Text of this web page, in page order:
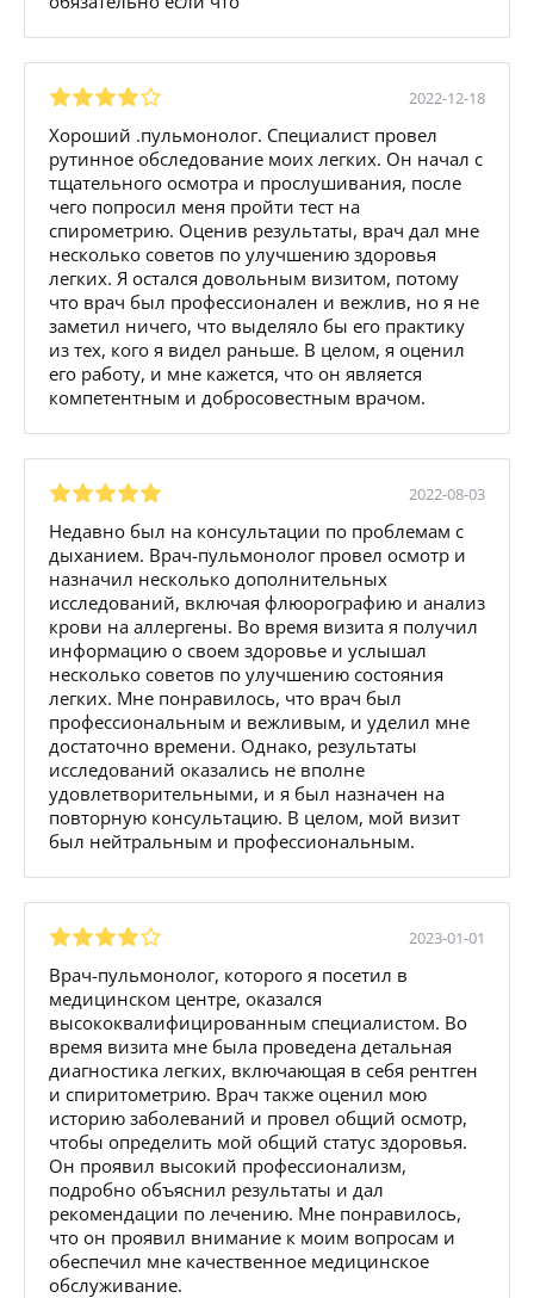
2022-12-18
Хороший .пульмонолог. Специалист провел
рутинное обследование моих легких. Он начал с
тщательного осмотра и прослушивания, после
чего попросил меня пройти тест на
спирометрию. Оценив результаты, врач дал мне
несколько советов по улучшению здоровья
легких. Я остался довольным визитом, потому
что врач был профессионален и вежлив, но я не
заметил ничего, что выделяло бы его практику
из тех, кого я видел раньше. В целом, я оценил
его работу, и мне кажется, что он является
компетентным и добросовестным врачом.
2022-08-03
Недавно был на консультации по проблемам с
дыханием. Врач-пульмонолог провел осмотр и
назначил несколько дополнительных
исследований, включая флюорографию и анализ
крови на аллергены. Во время визита я получил
информацию о своем здоровье и услышал
несколько советов по улучшению состояния
легких. Мне понравилось, что врач был
профессиональным и вежливым, и уделил мне
достаточно времени. Однако, результаты
исследований оказались не вполне
удовлетворительными, и я был назначен на
повторную консультацию. В целом, мой визит
был нейтральным и профессиональным.
2023-01-01
Врач-пульмонолог, которого я посетил в
медицинском центре, оказался
высококвалифицированным специалистом. Во
время визита мне была проведена детальная
диагностика легких, включающая в себя рентген
и спиритометрию. Врач также оценил мою
историю заболеваний и провел общий осмотр,
чтобы определить мой общий статус здоровья.
Он проявил высокий профессионализм,
подробно объяснил результаты и дал
рекомендации по лечению. Мне понравилось,
что он проявил внимание к моим вопросам и
обеспечил мне качественное медицинское
обслуживание.